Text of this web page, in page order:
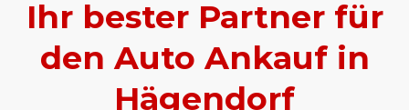
Ihr bester Partner für
den Auto Ankauf in
Hägendorf